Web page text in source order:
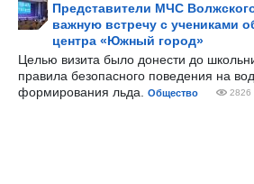
Представители МЧС
важную встречу с учениками
центра «Южный город»
Целью визита было донести до
правила безопасного поведения на
формирования льда.
Общество 2826